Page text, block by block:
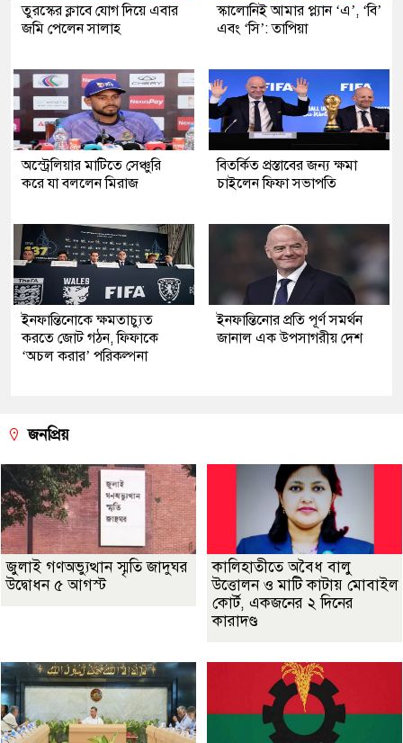
তুরস্কের ক্লাবে যোগ দিয়ে এবার
জমি পেলেন সালাহ
স্কালোনিই আমার প্ল্যান ‘এ’, ‘বি’
এবং ‘সি’: তাপিয়া
অস্ট্রেলিয়ার মাটিতে সেঞ্চুরি
করে যা বললেন মিরাজ
বিতর্কিত প্রস্তাবের জন্য ক্ষমা
চাইলেন ফিফা সভাপতি
ইনফান্তিনোকে ক্ষমতাচ্যুত
করতে জোট গঠন, ফিফাকে
‘অচল করার’ পরিকল্পনা
ইনফান্তিনোর প্রতি পূর্ণ সমর্থন
জানাল এক উপসাগরীয় দেশ
জনপ্রিয়
জুলাই গণঅভ্যুত্থান স্মৃতি জাদুঘর
উদ্বোধন ৫ আগস্ট
কালিহাতীতে অবৈধ বালু
উত্তোলন ও মাটি কাটায় মোবাইল
কোর্ট, একজনের ২ দিনের
কারাদণ্ড